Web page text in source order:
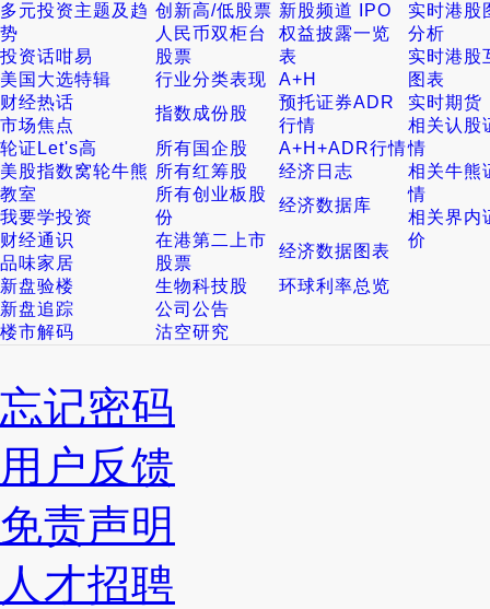
多元投资主题及趋
势
投资话咁易
美国大选特辑
财经热话
市场焦点
轮证Let's高
美股指数窝轮牛熊
教室
我要学投资
财经通识
品味家居
新盘验楼
新盘追踪
楼市解码
创新高/低股票 新股频道 IPO
人民币双柜台
股票
权益披露一览
表
行业分类表现
A+H
指数成份股
预托证券ADR
行情
所有国企股
A+H+ADR行情
所有红筹股
经济日志
所有创业板股
份
经济数据库
在港第二上市
股票
经济数据图表
生物科技股
环球利率总览
公司公告
沽空研究
实时港股
分析
实时港股
图表
实时期货
相关认股
情
相关牛熊
情
相关界内
价
忘记密码
用户反馈
免责声明
人才招聘